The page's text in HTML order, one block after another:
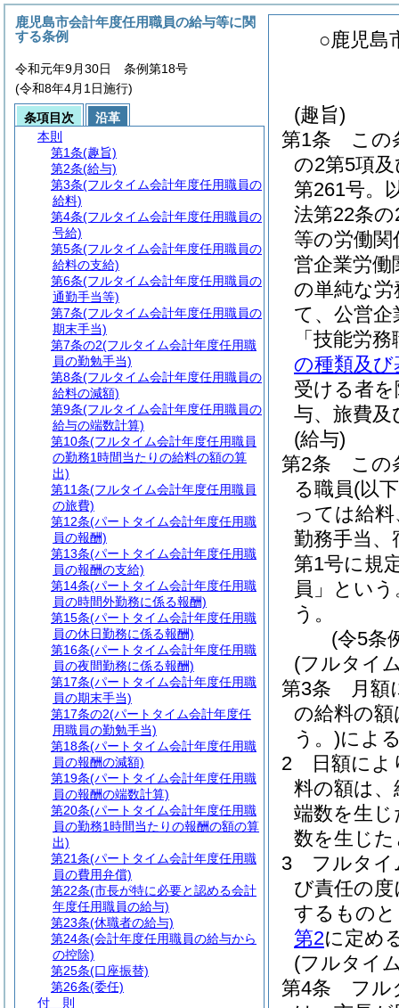
○鹿児島
(趣旨)
第1条
この
の2第5項
第261号。
法第22条
等の労働
営企業労働
の単純な
て、公営
「技能労
の種類及
受ける者
与、旅費
(給与)
第2条
この
る職員(以
っては給
勤務手当、
第1号に規
員」という
う。
(令5条
(フルタイ
第3条
月額
の給料の額
う。)によ
2
日額に
料の額は
端数を生
数を生じ
3
フルタイ
び責任の
するもの
第2に定め
(フルタイ
第4条
フル
鹿児島市会計年度任用職員の給与等に関
する条例
令和元年9月30日 条例第18号
(令和8年4月1日施行)
条項目次
沿革
本則
第1条(趣旨)
第2条(給与)
第3条(フルタイム会計年度任用職員の
給料)
第4条(フルタイム会計年度任用職員の
号給)
第5条(フルタイム会計年度任用職員の
給料の支給)
第6条(フルタイム会計年度任用職員の
通勤手当等)
第7条(フルタイム会計年度任用職員の
期末手当)
第7条の2(フルタイム会計年度任用職
員の勤勉手当)
第8条(フルタイム会計年度任用職員の
給料の減額)
第9条(フルタイム会計年度任用職員の
給与の端数計算)
第10条(フルタイム会計年度任用職員
の勤務1時間当たりの給料の額の算
出)
第11条(フルタイム会計年度任用職員
の旅費)
第12条(パートタイム会計年度任用職
員の報酬)
第13条(パートタイム会計年度任用職
員の報酬の支給)
第14条(パートタイム会計年度任用職
員の時間外勤務に係る報酬)
第15条(パートタイム会計年度任用職
員の休日勤務に係る報酬)
第16条(パートタイム会計年度任用職
員の夜間勤務に係る報酬)
第17条(パートタイム会計年度任用職
員の期末手当)
第17条の2(パートタイム会計年度任
用職員の勤勉手当)
第18条(パートタイム会計年度任用職
員の報酬の減額)
第19条(パートタイム会計年度任用職
員の報酬の端数計算)
第20条(パートタイム会計年度任用職
員の勤務1時間当たりの報酬の額の算
出)
第21条(パートタイム会計年度任用職
員の費用弁償)
第22条(市長が特に必要と認める会計
年度任用職員の給与)
第23条(休職者の給与)
第24条(会計年度任用職員の給与から
の控除)
第25条(口座振替)
第26条(委任)
付 則